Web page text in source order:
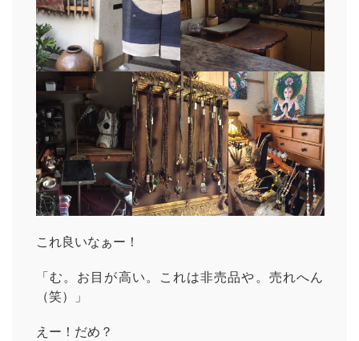
これ良いなぁー！
「む。お目が高い。これは非売品や。売れへん
（笑）」
えー！だめ？